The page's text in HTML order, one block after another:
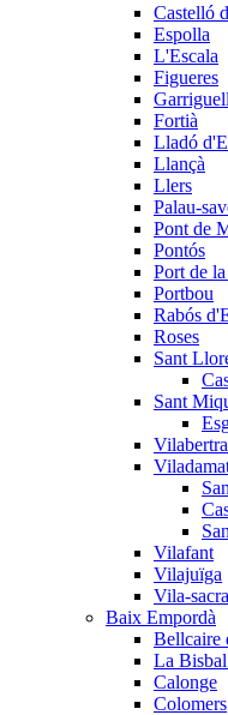
Castelló
Espolla
L'Escala
Figueres
Fortià
Lladó
Llançà
Llers
Palau-
Pont de
Pontós
Port de
Portbou
Rabós
Roses
Sant
Sant
Vilafant
Vilajuïga
Vila-sacra
Baix Empordà
Bellcaire
La
Calonge
Colomers